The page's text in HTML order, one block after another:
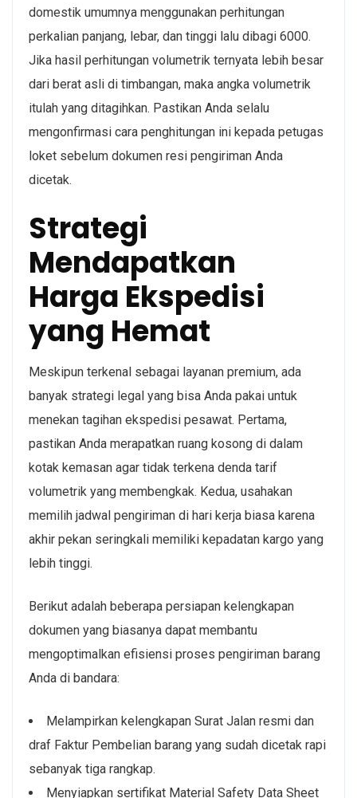
domestik umumnya menggunakan perhitungan
perkalian panjang, lebar, dan tinggi lalu dibagi 6000.
Jika hasil perhitungan volumetrik ternyata lebih besar
dari berat asli di timbangan, maka angka volumetrik
itulah yang ditagihkan. Pastikan Anda selalu
mengonfirmasi cara penghitungan ini kepada petugas
loket sebelum dokumen resi pengiriman Anda
dicetak.
Strategi
Mendapatkan
Harga Ekspedisi
yang Hemat
Meskipun terkenal sebagai layanan premium, ada
banyak strategi legal yang bisa Anda pakai untuk
menekan tagihan ekspedisi pesawat. Pertama,
pastikan Anda merapatkan ruang kosong di dalam
kotak kemasan agar tidak terkena denda tarif
volumetrik yang membengkak. Kedua, usahakan
memilih jadwal pengiriman di hari kerja biasa karena
akhir pekan seringkali memiliki kepadatan kargo yang
lebih tinggi.
Berikut adalah beberapa persiapan kelengkapan
dokumen yang biasanya dapat membantu
mengoptimalkan efisiensi proses pengiriman barang
Anda di bandara:
Melampirkan kelengkapan Surat Jalan resmi dan
draf Faktur Pembelian barang yang sudah dicetak rapi
sebanyak tiga rangkap.
Menyiapkan sertifikat Material Safety Data Sheet